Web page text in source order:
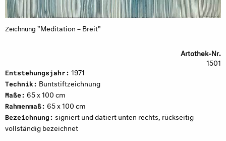
Zeichnung "Meditation – Breit"
Artothek-Nr.
1501
Entstehungsjahr: 1971
Technik: Buntstiftzeichnung
Maße: 65 x 100 cm
Rahmenmaß: 65 x 100 cm
Bezeichnung: signiert und datiert unten rechts, rückseitig
vollständig bezeichnet